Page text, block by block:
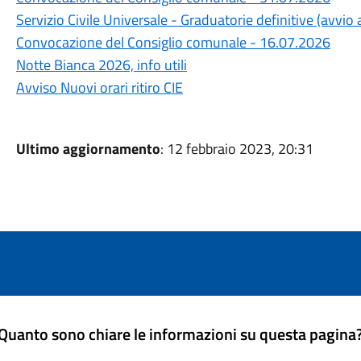
Servizio Civile Universale - Graduatorie definitive (avvio
Convocazione del Consiglio comunale - 16.07.2026
Notte Bianca 2026, info utili
Avviso Nuovi orari ritiro CIE
Ultimo aggiornamento: 12 febbraio 2023, 20:31
sono chiare le informazioni su questa